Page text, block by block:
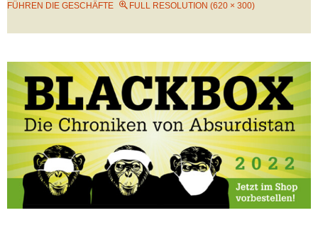
FÜHREN DIE GESCHÄFTE
FULL RESOLUTION (620 × 300)